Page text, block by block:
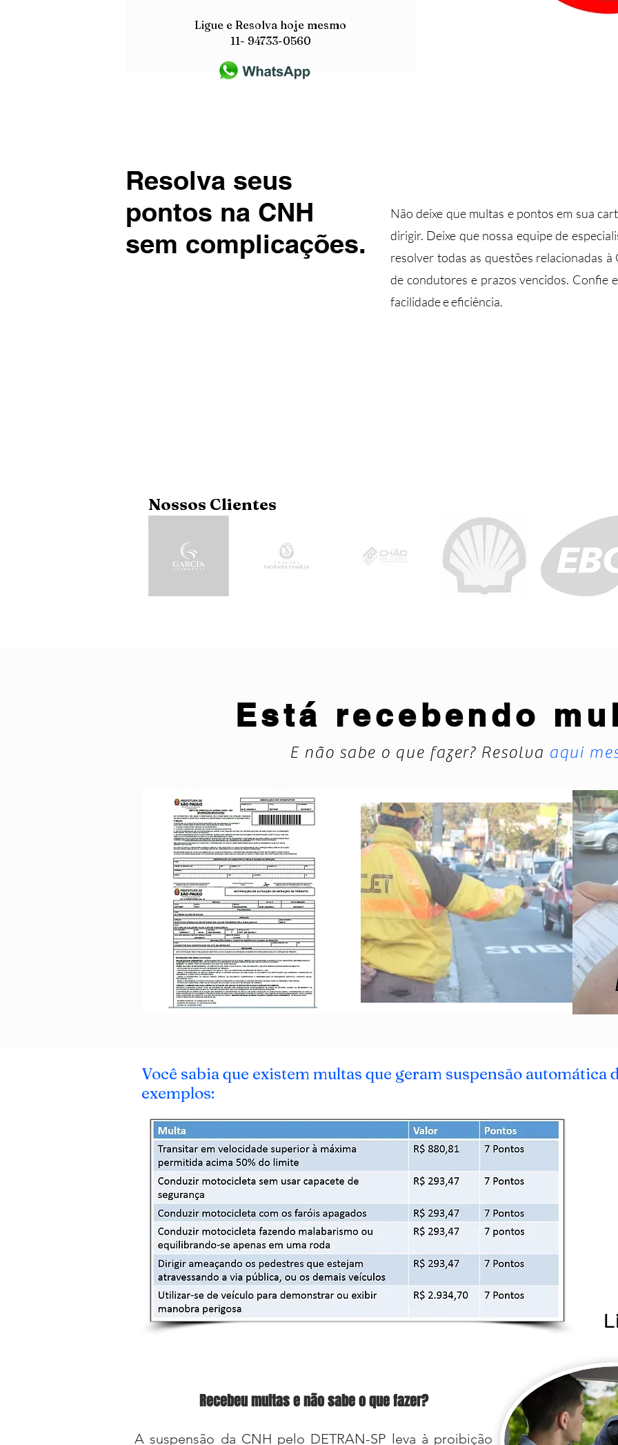
Ligue e Resolva hoje mesmo
11- 94733-0560
Resolva seus
pontos na CNH
sem complicações.
Não deixe que multas e pontos em sua
dirigir. Deixe que nossa equipe de
resolver todas as questões relacionadas
de condutores e prazos vencidos. Confie
facilidade e eficiência.
Nossos Clientes
Está recebendo
E não sabe o que fazer? Resolva aqui
Você sabia que existem multas que geram suspensão automática
exemplos:
Recebeu multas e não sabe o que fazer?
A suspensão da CNH pelo DETRAN-SP leva à proibição